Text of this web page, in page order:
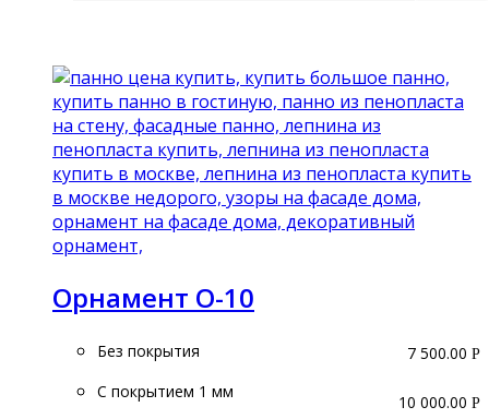
Орнамент О-10
Без покрытия
С покрытием 1 мм
7 500.00 Р
10 000.00 Р